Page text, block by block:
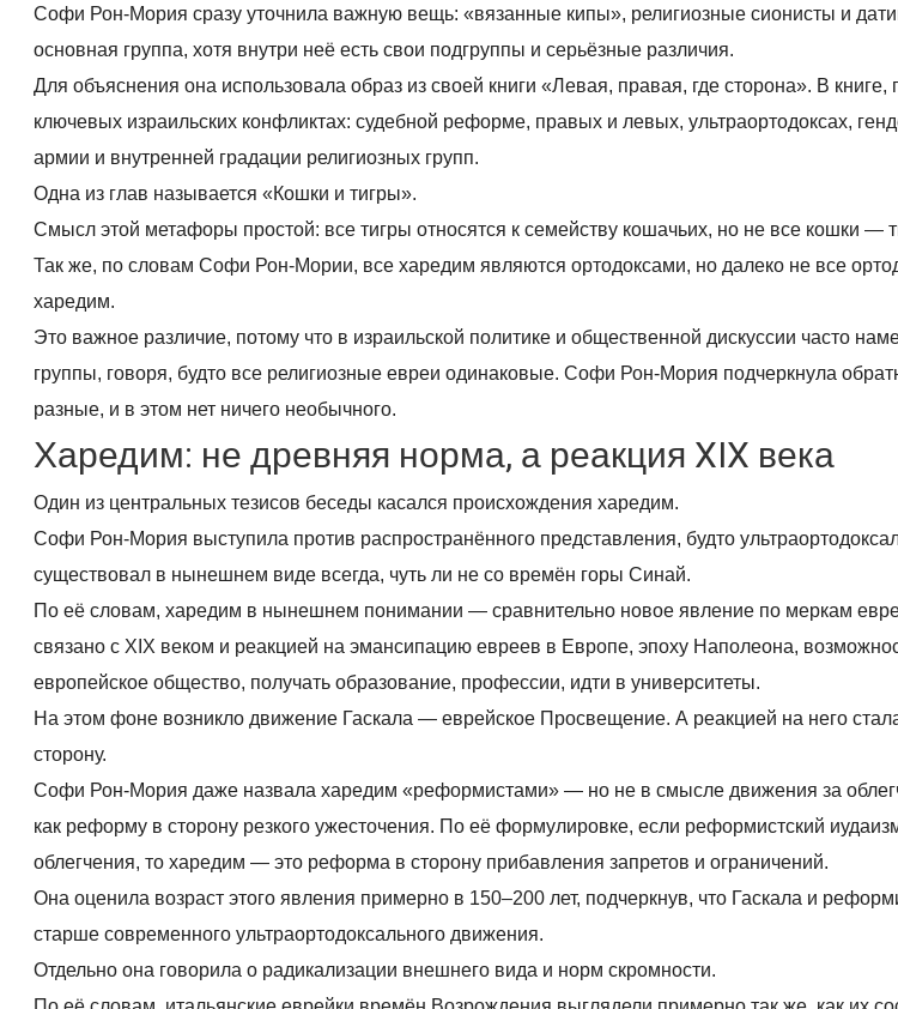
Софи Рон-Мория сразу уточнила важную вещь: «вязанные кипы», религиозные сионисты и
основная группа, хотя внутри неё есть свои подгруппы и серьёзные различия.
Для объяснения она использовала образ из своей книги «Левая, правая, где сторона». В
ключевых израильских конфликтах: судебной реформе, правых и левых, ультраортодоксах,
армии и внутренней градации религиозных групп.
Одна из глав называется «Кошки и тигры».
Смысл этой метафоры простой: все тигры относятся к семейству кошачьих, но не все кошки —
Так же, по словам Софи Рон-Мории, все харедим являются ортодоксами, но далеко не все
харедим.
Это важное различие, потому что в израильской политике и общественной дискуссии часто
группы, говоря, будто все религиозные евреи одинаковые. Софи Рон-Мория подчеркнула
разные, и в этом нет ничего необычного.
Харедим: не древняя норма, а реакция XIX века
Один из центральных тезисов беседы касался происхождения харедим.
Софи Рон-Мория выступила против распространённого представления, будто
существовал в нынешнем виде всегда, чуть ли не со времён горы Синай.
По её словам, харедим в нынешнем понимании — сравнительно новое явление по меркам
связано с XIX веком и реакцией на эмансипацию евреев в Европе, эпоху Наполеона,
европейское общество, получать образование, профессии, идти в университеты.
На этом фоне возникло движение Гаскала — еврейское Просвещение. А реакцией на него
сторону.
Софи Рон-Мория даже назвала харедим «реформистами» — но не в смысле движения за
как реформу в сторону резкого ужесточения. По её формулировке, если реформистский
облегчения, то харедим — это реформа в сторону прибавления запретов и ограничений.
Она оценила возраст этого явления примерно в 150–200 лет, подчеркнув, что Гаскала и
старше современного ультраортодоксального движения.
Отдельно она говорила о радикализации внешнего вида и норм скромности.